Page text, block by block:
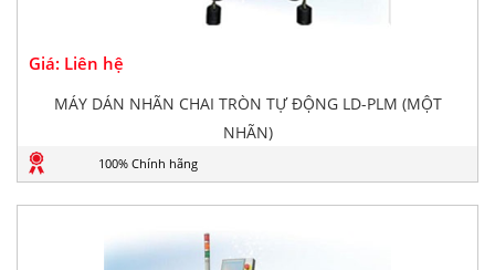
Giá: Liên hệ
MÁY DÁN NHÃN CHAI TRÒN TỰ ĐỘNG LD-PLM (MỘT
NHÃN)
100% Chính hãng